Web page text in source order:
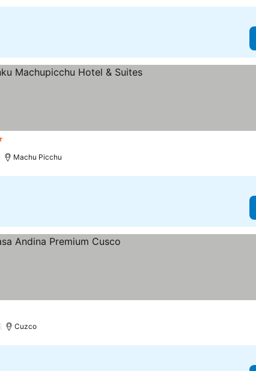
Machu Picchu
Cuzco